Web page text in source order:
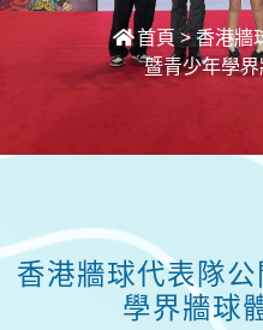
首頁> 香港牆
暨青少年學
香港牆球代表隊
學界牆球